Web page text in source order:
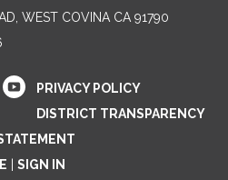
WEST COVINA CA 91790
PRIVACY POLICY
DISTRICT TRANSPARENCY
SIGN IN